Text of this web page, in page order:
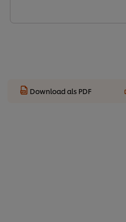
Download als PDF